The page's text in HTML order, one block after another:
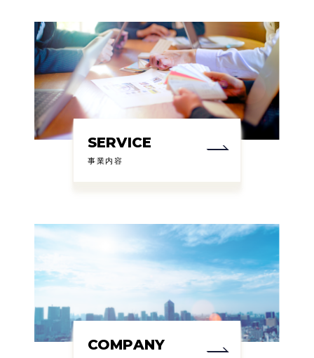
SERVICE
事業内容
COMPANY